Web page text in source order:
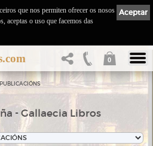
0
PUBLICACIÓNS
- Gallaecia Libros
Aceptar
que nos permiten ofrecer os nosos
aceptas o uso que facemos das